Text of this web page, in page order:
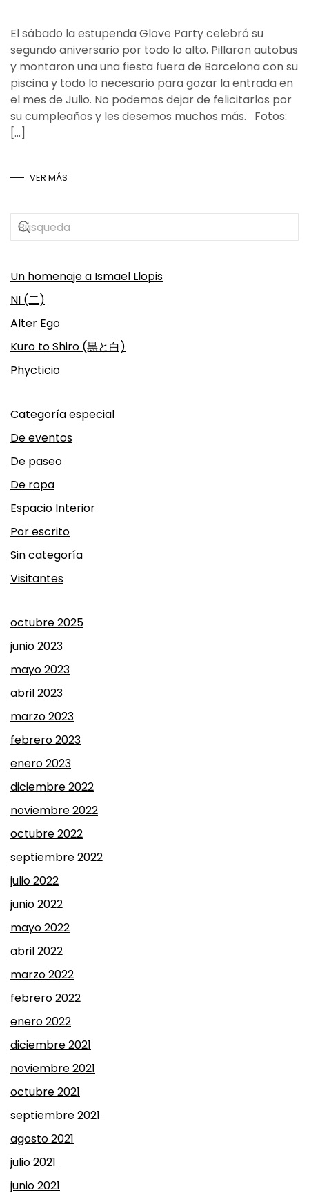
El sábado la estupenda Glove Party celebró su
segundo aniversario por todo lo alto. Pillaron autobus
y montaron una una fiesta fuera de Barcelona con su
piscina y todo lo necesario para gozar la entrada en
el mes de Julio. No podemos dejar de felicitarlos por
su cumpleaños y les desemos muchos más. Fotos:
[…]
VER MÁS
Un homenaje a Ismael Llopis
NI (二)
Alter Ego
Kuro to Shiro (黒と白)
Phycticio
Categoría especial
De eventos
De paseo
De ropa
Espacio Interior
Por escrito
Sin categoría
Visitantes
octubre 2025
junio 2023
mayo 2023
abril 2023
marzo 2023
febrero 2023
enero 2023
diciembre 2022
noviembre 2022
octubre 2022
septiembre 2022
julio 2022
junio 2022
mayo 2022
abril 2022
marzo 2022
febrero 2022
enero 2022
diciembre 2021
noviembre 2021
octubre 2021
septiembre 2021
agosto 2021
julio 2021
junio 2021